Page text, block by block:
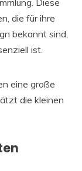
Diese
die für ihre
bekannt sind,
ist.
eine große
die kleinen